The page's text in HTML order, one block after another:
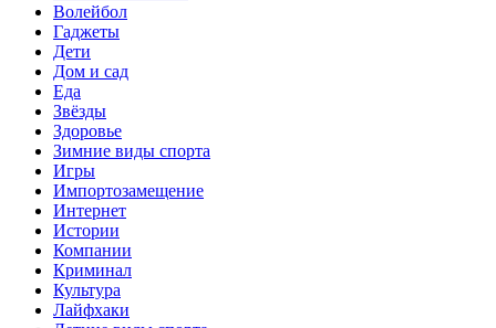
Волейбол
Гаджеты
Дети
Дом и сад
Еда
Звёзды
Здоровье
Зимние виды спорта
Игры
Импортозамещение
Интернет
Истории
Компании
Криминал
Культура
Лайфхаки